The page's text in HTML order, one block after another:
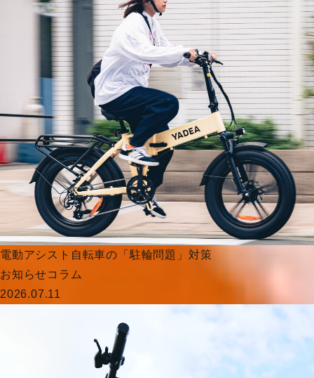
電動アシスト自転車の「駐輪問題」対策
お知らせコラム
2026.07.11